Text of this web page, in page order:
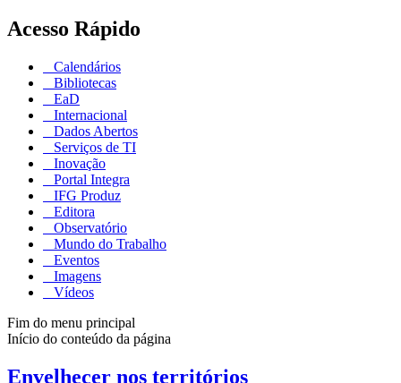
Acesso Rápido
Calendários
Bibliotecas
EaD
Internacional
Dados Abertos
Serviços de TI
Inovação
Portal Integra
IFG Produz
Editora
Observatório
Mundo do Trabalho
Eventos
Imagens
Vídeos
Fim do menu principal
Início do conteúdo da página
Envelhecer nos territórios